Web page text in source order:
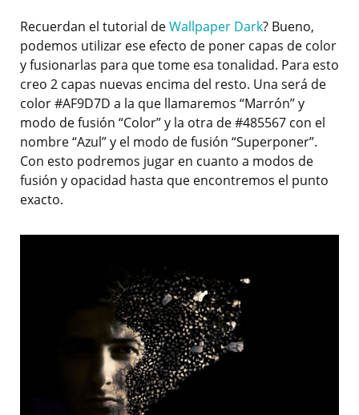
Recuerdan el tutorial deWallpaper Dark? Bueno,
podemos utilizar ese efecto de poner capas de color
y fusionarlas para que tome esa tonalidad. Para esto
creo 2 capas nuevas encima del resto. Una será de
color #AF9D7D a la que llamaremos “Marrón” y
modo de fusión “Color” y la otra de #485567 con el
nombre “Azul” y el modo de fusión “Superponer”.
Con esto podremos jugar en cuanto a modos de
fusión y opacidad hasta que encontremos el punto
exacto.